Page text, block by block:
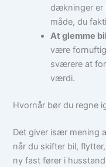
dækninger er
måde, du
At glemme
være
sværere at
værdi.
Hvornår bør du regne
Det giver især mening
når du skifter bil,
ny fast fører i